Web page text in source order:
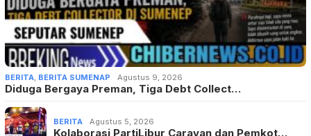
BERITA, BERITA SUMENAP Agustus 9, 2026
Diduga Bergaya Preman, Tiga Debt Collect…
BERITA Agustus 5, 2026
Kolaborasi PartiLibur Caravan dan Pemkot…